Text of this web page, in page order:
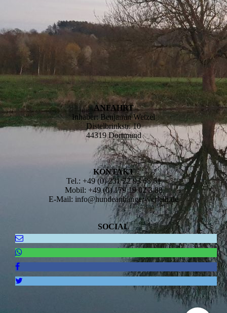
Bild 19.04.21 um 16.01_1
ANFAHRT
Inhaber: Benjamin Wetzel
Distelbrinkstr. 10
44319 Dortmund
KONTAKT
Tel.: +49 (0) 231 22 93 68 61
Mobil: +49 (0) 179 19 02 3 88
E-Mail: info@hundeanhänger-verleih.de
SOCIAL